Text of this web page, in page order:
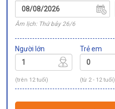
Âm lịch: Thứ bảy 26/6
Người lớn
(trên 12 tuổi)
Trẻ em
(từ 2 - 12 tuổi)